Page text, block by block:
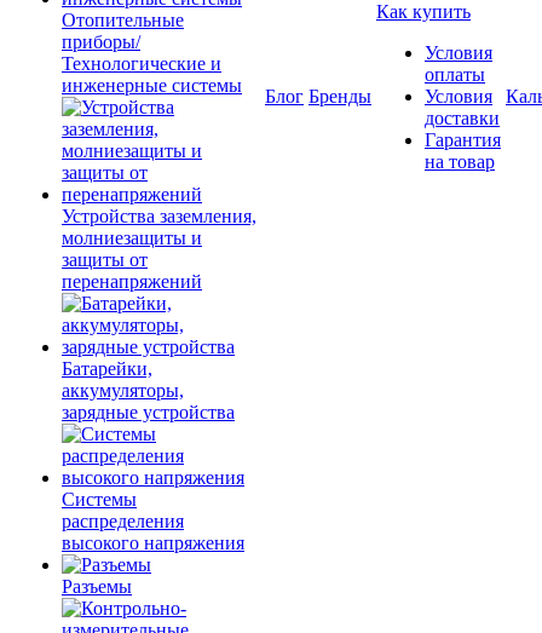
Отопительные
приборы/
Технологические и
инженерные системы
Устройства заземления,
молниезащиты и
защиты от
перенапряжений
Батарейки,
аккумуляторы,
зарядные устройства
Системы
распределения
высокого напряжения
Разъемы
Блог Бренды
Как купить
Условия
оплаты
Условия
доставки
Гарантия
на товар